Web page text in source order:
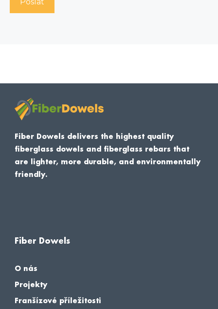
Fiber Dowels delivers the highest quality
fiberglass dowels and fiberglass rebars that
are lighter, more durable, and environmentally
friendly.
Fiber Dowels
O nás
Projekty
Franšízové příležitosti